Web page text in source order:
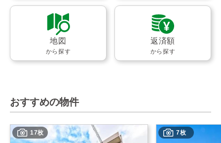
地図
から探す
返済額
から探す
おすすめの物件
17枚 7枚